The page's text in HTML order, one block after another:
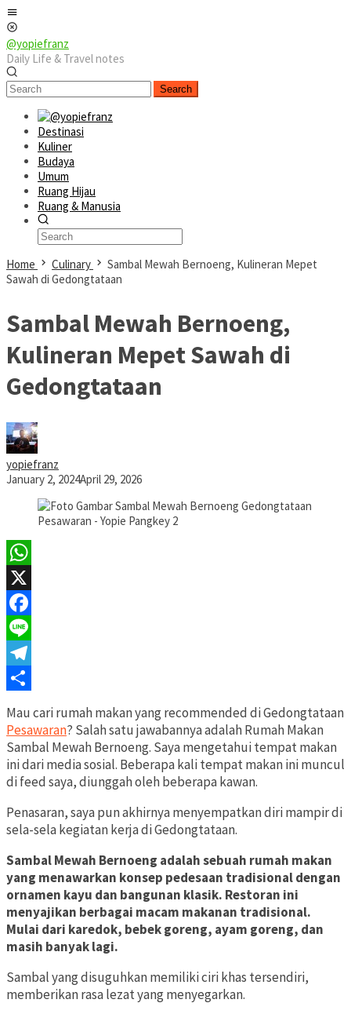
Skip
to
content
@yopiefranz
Daily Life & Travel notes
Search
Destinasi
Kuliner
Budaya
Umum
Ruang Hijau
Ruang & Manusia
Home Culinary
Sambal Mewah Bernoeng, Kulineran Mepet
Sawah di Gedongtataan
Sambal Mewah Bernoeng,
Kulineran Mepet Sawah di
Gedongtataan
yopiefranz
January 2, 2024April 29, 2026
WhatsApp
X
Facebook
Line
Telegram
Mau cari rumah makan yang recommended di Gedongtataan
Pesawaran? Salah satu jawabannya adalah Rumah Makan
Sambal Mewah Bernoeng. Saya mengetahui tempat makan
ini dari media sosial. Beberapa kali tempat makan ini muncul
di feed saya, diunggah oleh beberapa kawan.
Penasaran, saya pun akhirnya menyempatkan diri mampir di
sela-sela kegiatan kerja di Gedongtataan.
Sambal Mewah Bernoeng adalah sebuah rumah makan
yang menawarkan konsep pedesaan tradisional dengan
ornamen kayu dan bangunan klasik. Restoran ini
menyajikan berbagai macam makanan tradisional.
Mulai dari karedok, bebek goreng, ayam goreng, dan
masih banyak lagi.
Sambal yang disuguhkan memiliki ciri khas tersendiri,
memberikan rasa lezat yang menyegarkan.